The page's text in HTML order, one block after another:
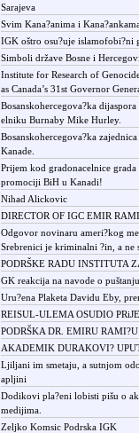
Sarajeva
Svim Kana?anima i
IGK oštro osu?uje islamofobi?ni
Simboli države Bosne i
Institute for Research of
as Canada’s 31st Governor
Bosanskohercegova?ka
elniku Burnaby Mike Hurley.
Bosanskohercegova?ka
Kanade.
Prijem kod gradonacelnice
promociji BiH u Kanadi!
Nihad Alickovic
DIRECTOR OF IGC EMIR
Odgovor novinaru ameri?kog
Srebrenici je kriminalni ?in, a ne
PODRŠKE RADU INSTITUTA
GK reakcija na navode o
Uru?ena Plaketa Davidu Eby,
REISUL-ULEMA OSUDIO
PODRŠKA DR. EMIRU
AKADEMIK DURAKOVI?
Ljiljani im smetaju, a sutnjom
apljini
Dodikovi pla?eni lobisti pišu o
medijima.
Zeljko Komsic Podrska IGK